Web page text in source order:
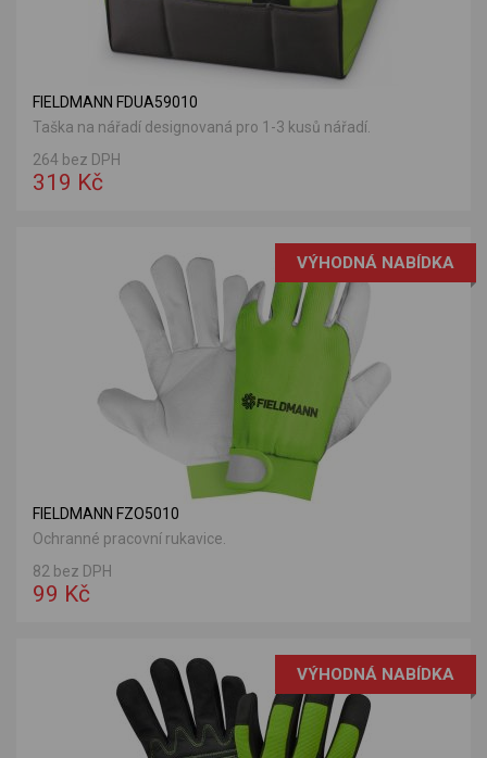
FIELDMANN FDUA59010
Taška na nářadí designovaná pro 1-3 kusů nářadí.
264 bez DPH
319 Kč
VÝHODNÁ NABÍDKA
FIELDMANN FZO5010
Ochranné pracovní rukavice.
82 bez DPH
99 Kč
VÝHODNÁ NABÍDKA